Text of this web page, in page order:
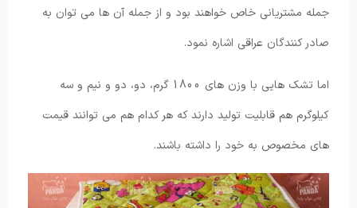
جمله مشتریانی خاص خواهند بود و از جمله آن ها می توان به
صادر کنندگان عراقی اشاره نمود.
اما تشک هایی با وزن های 1800 گرم، دو، دو و نیم و سه
کیلوگرم هم قابلیت تولید دارند که هر کدام هم می توانند قیمت
های مخصوص به خود را داشته باشند.